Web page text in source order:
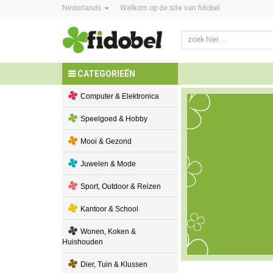
Nederlands Welkom op de site van fidobel
CATEGORIEËN
Computer & Elektronica
Speelgoed & Hobby
Mooi & Gezond
Juwelen & Mode
Sport, Outdoor & Reizen
Kantoor & School
Wonen, Koken &
Huishouden
Dier, Tuin & Klussen